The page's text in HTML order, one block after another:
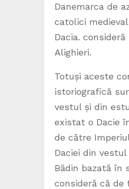
Danemarca de
catolici
Dacia.
Alighieri.
Totuși aceste
istoriografică
vestul și din
existat o Dacie
de către
Daciei din
Bădin bazată în
consideră că